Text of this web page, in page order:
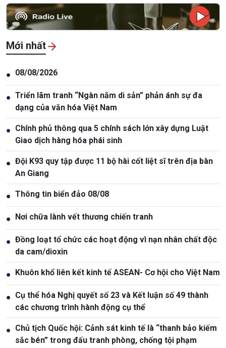
Mới nhất
● 08/08/2026
● Triển lãm tranh “Ngàn năm di sản” phản ánh sự đa
dạng của văn hóa Việt Nam
● Chính phủ thông qua 5 chính sách lớn xây dựng Luật
Giao dịch hàng hóa phái sinh
● Đội K93 quy tập được 11 bộ hài cốt liệt sĩ trên địa bàn
An Giang
● Thông tin biển đảo 08/08
● Nơi chữa lành vết thương chiến tranh
● Đồng loạt tổ chức các hoạt động vì nạn nhân chất độc
da cam/dioxin
● Khuôn khổ liên kết kinh tế ASEAN- Cơ hội cho Việt Nam
● Cụ thể hóa Nghị quyết số 23 và Kết luận số 49 thành
các chương trình hành động cụ thể
● Chủ tịch Quốc hội: Cảnh sát kinh tế là “thanh bảo kiếm
sắc bén” trong đấu tranh phòng, chống tội phạm